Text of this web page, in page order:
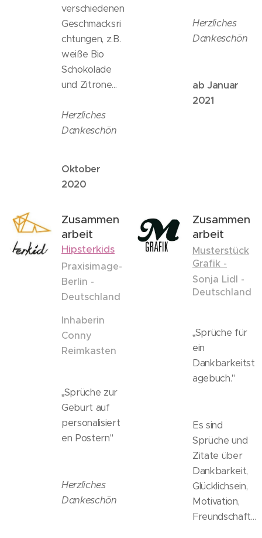
verschiedenen
Geschmacksri
chtungen, z.B.
weiße Bio
Schokolade
und Zitrone...
Herzliches
Dankeschön
Oktober
2020
Herzliches
Dankeschön
ab Januar
2021
Zusammen
arbeit
Hipsterkids
Praxisimage-
Berlin -
Deutschland
Inhaberin
Conny
Reimkasten
„Sprüche zur
Geburt auf
personalisiert
en Postern"
Herzliches
Dankeschön
Zusammen
arbeit
Musterstück
Grafik -
Sonja Lidl -
Deutschland
„Sprüche für
ein
Dankbarkeitst
agebuch."
Es sind
Sprüche und
Zitate über
Dankbarkeit,
Glücklichsein,
Motivation,
Freundschaft...